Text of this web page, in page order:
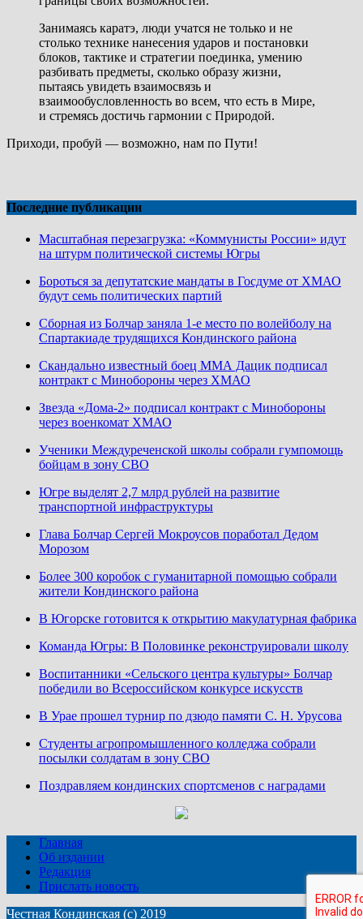
Занимаясь каратэ, люди учатся не только и не
столько технике нанесения ударов и постановки
блоков, тактике и стратегии поединка, умению
разбивать предметы, сколько образу жизни,
пытаясь увидеть взаимосвязь и
взаимообусловленность во всем, что есть в Мире,
и стремясь достичь гармонии с Природой.
Приходи, пробуй — возможно, нам по Пути!
Последние публикации
Масштабная перезагрузка: «Коммунисты России» идут
на штурм политической системы Югры
Бороться за депутатские мандаты в Госдуме от ХМАО
будут семь политических партий
Сборная из Болчар заняла 1-е место по волейболу на
Спартакиаде трудящихся Кондинского района
Скандально известный боец ММА Дацик подписал
контракт с Минобороны через ХМАО
Звезда «Дома-2» подписал контракт с Минобороны
через военкомат ХМАО
Ученики Междуреченской школы собрали гумпомощь
бойцам в зону СВО
Югре выделят 2,7 млрд рублей на развитие
транспортной инфраструктуры
Глава Болчар Сергей Мокроусов поработал Дедом
Морозом
Более 300 коробок с гуманитарной помощью собрали
жители Кондинского района
В Югорске готовится к открытию макулатурная фабрика
Команда Югры: В Половинке реконструировали школу
Воспитанники «Сельского центра культуры» Болчар
победили во Всероссийском конкурсе искусств
В Урае прошел турнир по дзюдо памяти С. Н. Урусова
Студенты агропромышленного колледжа собрали
посылки солдатам в зону СВО
Поздравляем кондинских спортсменов с наградами
Главная
Об издании
Редакция
Прислать новость
Честная Кондинская (с) 2019